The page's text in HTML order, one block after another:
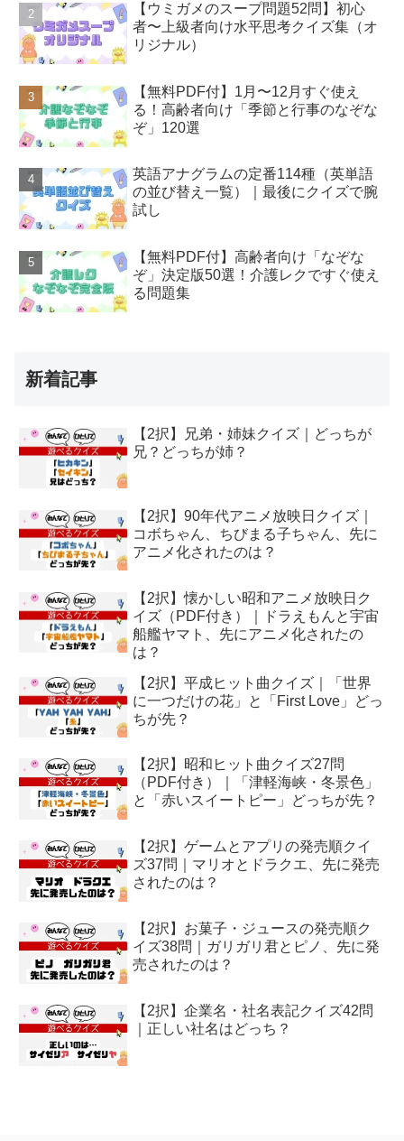
【ウミガメのスープ問題52問】初心
者〜上級者向け水平思考クイズ集（オ
リジナル）
【無料PDF付】1月〜12月すぐ使え
る！高齢者向け「季節と行事のなぞな
ぞ」120選
英語アナグラムの定番114種（英単語
の並び替え一覧）｜最後にクイズで腕
試し
【無料PDF付】高齢者向け「なぞな
ぞ」決定版50選！介護レクですぐ使え
る問題集
新着記事
【2択】兄弟・姉妹クイズ｜どっちが
兄？どっちが姉？
【2択】90年代アニメ放映日クイズ｜
コボちゃん、ちびまる子ちゃん、先に
アニメ化されたのは？
【2択】懐かしい昭和アニメ放映日ク
イズ（PDF付き）｜ドラえもんと宇宙
船艦ヤマト、先にアニメ化されたの
は？
【2択】平成ヒット曲クイズ｜「世界
に一つだけの花」と「First Love」どっ
ちが先？
【2択】昭和ヒット曲クイズ27問
（PDF付き）｜「津軽海峡・冬景色」
と「赤いスイートピー」どっちが先？
【2択】ゲームとアプリの発売順クイ
ズ37問｜マリオとドラクエ、先に発売
されたのは？
【2択】お菓子・ジュースの発売順ク
イズ38問｜ガリガリ君とピノ、先に発
売されたのは？
【2択】企業名・社名表記クイズ42問
｜正しい社名はどっち？